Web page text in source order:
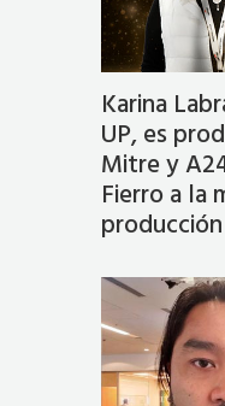
Karina
UP, es
Mitre y
Fierro a la
producción